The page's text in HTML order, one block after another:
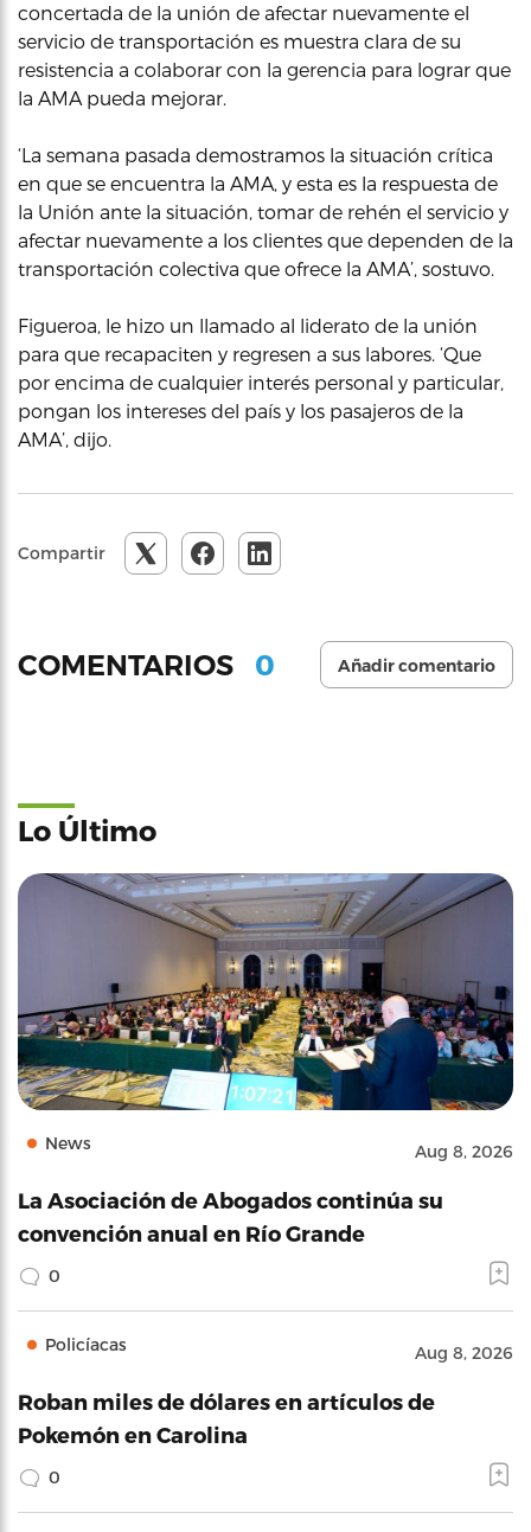
concertada de la unión de afectar nuevamente el
servicio de transportación es muestra clara de su
resistencia a colaborar con la gerencia para lograr que
la AMA pueda mejorar.
‘La semana pasada demostramos la situación crítica
en que se encuentra la AMA, y esta es la respuesta de
la Unión ante la situación, tomar de rehén el servicio y
afectar nuevamente a los clientes que dependen de la
transportación colectiva que ofrece la AMA’, sostuvo.
Figueroa, le hizo un llamado al liderato de la unión
para que recapaciten y regresen a sus labores. ‘Que
por encima de cualquier interés personal y particular,
pongan los intereses del país y los pasajeros de la
AMA’, dijo.
Compartir
COMENTARIOS 0 Añadir comentario
Lo Último
News Aug 8, 2026
La Asociación de Abogados continúa su
convención anual en Río Grande
0
Policíacas Aug 8, 2026
Roban miles de dólares en artículos de
Pokemón en Carolina
0